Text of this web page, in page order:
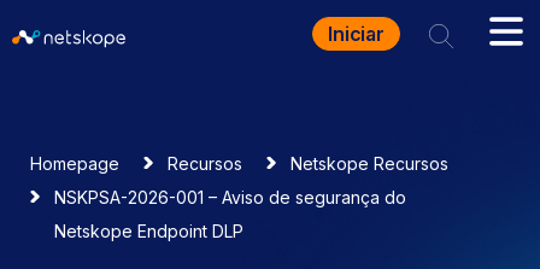
Iniciar
Homepage Recursos
Netskope Recursos
NSKPSA-2026-001 – Aviso de segurança do
Netskope Endpoint DLP